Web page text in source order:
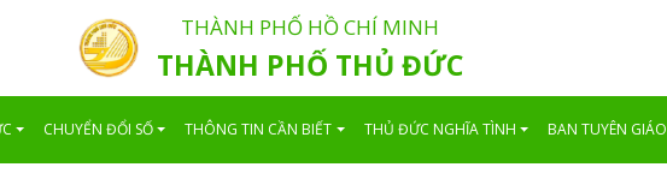
THÀNH PHỐ HỒ CHÍ MINH
THÀNH PHỐ THỦ ĐỨC
CHUYỂN ĐỔI SỐ THÔNG TIN CẦN BIẾT THỦ ĐỨC NGHĨA TÌNH BAN TUYÊN GIÁO